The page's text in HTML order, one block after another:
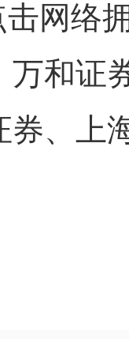
击网络
万和证
、上